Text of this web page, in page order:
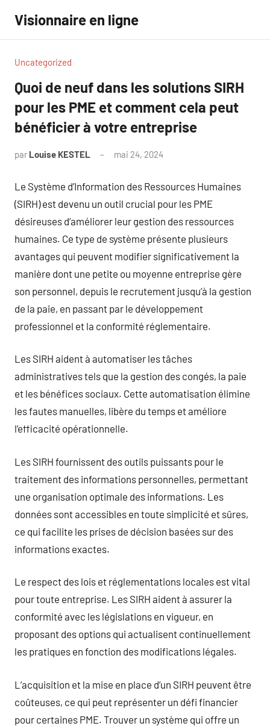
contenu
Visionnaire en ligne
Uncategorized
Quoi de neuf dans les solutions SIRH
pour les PME et comment cela peut
bénéficier à votre entreprise
par Louise KESTEL mai 24, 2024
Le Système d’Information des Ressources Humaines
(SIRH) est devenu un outil crucial pour les PME
désireuses d’améliorer leur gestion des ressources
humaines. Ce type de système présente plusieurs
avantages qui peuvent modifier significativement la
manière dont une petite ou moyenne entreprise gère
son personnel, depuis le recrutement jusqu’à la gestion
de la paie, en passant par le développement
professionnel et la conformité réglementaire.
Les SIRH aident à automatiser les tâches
administratives tels que la gestion des congés, la paie
et les bénéfices sociaux. Cette automatisation élimine
les fautes manuelles, libère du temps et améliore
l’efficacité opérationnelle.
Les SIRH fournissent des outils puissants pour le
traitement des informations personnelles, permettant
une organisation optimale des informations. Les
données sont accessibles en toute simplicité et sûres,
ce qui facilite les prises de décision basées sur des
informations exactes.
Le respect des lois et réglementations locales est vital
pour toute entreprise. Les SIRH aident à assurer la
conformité avec les législations en vigueur, en
proposant des options qui actualisent continuellement
les pratiques en fonction des modifications légales.
L’acquisition et la mise en place d’un SIRH peuvent être
coûteuses, ce qui peut représenter un défi financier
pour certaines PME. Trouver un système qui offre un